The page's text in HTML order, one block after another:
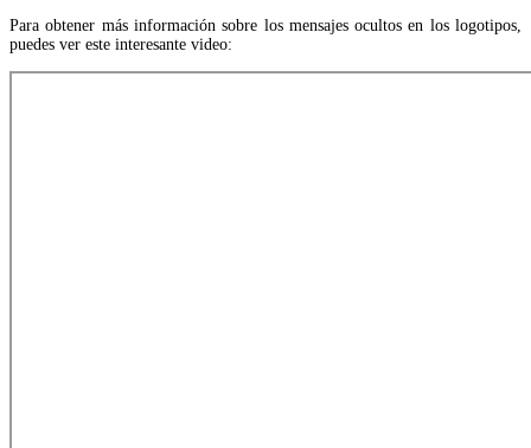
Para obtener más información sobre los mensajes ocultos en los logotipos,
puedes ver este interesante video: